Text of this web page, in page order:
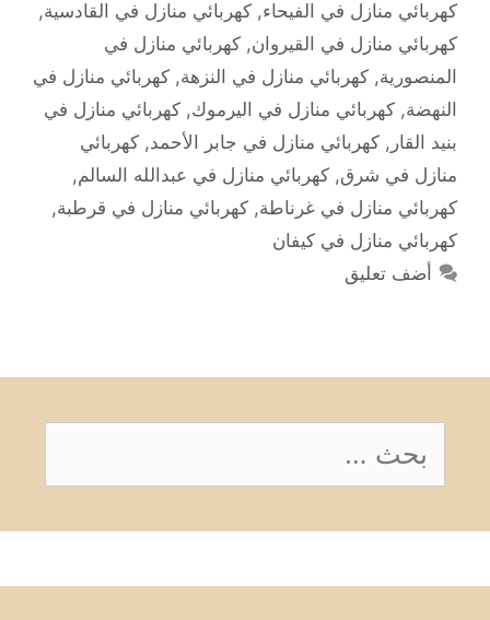
كهربائي منازل في الفيحاء, كهربائي منازل في القادسية,
كهربائي منازل في القيروان, كهربائي منازل في
المنصورية, كهربائي منازل في النزهة, كهربائي منازل في
النهضة, كهربائي منازل في اليرموك, كهربائي منازل في
بنيد القار , كهربائي منازل في جابر الأحمد, كهربائي
منازل في شرق, كهربائي منازل في عبدالله السالم,
كهربائي منازل في غرناطة, كهربائي منازل في قرطبة,
كهربائي منازل في كيفان
أضف تعليق
البحث
عن: